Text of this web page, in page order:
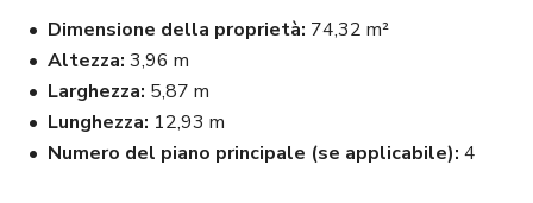
predisposto per servizi fotografici e produzioni creative
da piccoli a grandi.
ATTREZZATURA
[2] Kit Godox AD600BM Witstro Monolight con
Dimensione della proprietà 74,32 m²
Altezza 3,96 m
Larghezza 5,87 m
Lunghezza 12,93 m
Numero del piano principale (se applicabile) 4